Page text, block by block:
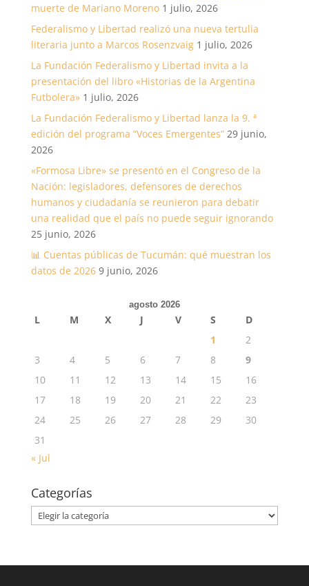
muerte de Mariano Moreno 1 julio, 2026
Federalismo y Libertad realizó una nueva tertulia
literaria junto a Marcos Rosenzvaig 1 julio, 2026
La Fundación Federalismo y Libertad invita a la
presentación del libro «Historias de la Argentina
Futbolera» 1 julio, 2026
La Fundación Federalismo y Libertad lanza la 9. ª
edición del programa “Voces Emergentes” 29 junio,
2026
«Formosa Libre» se presentó en el Congreso de la
Nación: legisladores, defensores de derechos
humanos y ciudadanía se reunieron para debatir
una realidad que el país no puede seguir ignorando
25 junio, 2026
📊 Cuentas públicas de Tucumán: qué muestran los
datos de 2026 9 junio, 2026
agosto 2026
L M X J V S
D
1
2
3
4 5 6 7 8
9
10
11 12 13 14 15
16
17
18 19 20 21 22
23
24
25 26 27 28 29
30
31
« Jul
Categorías
Categorías